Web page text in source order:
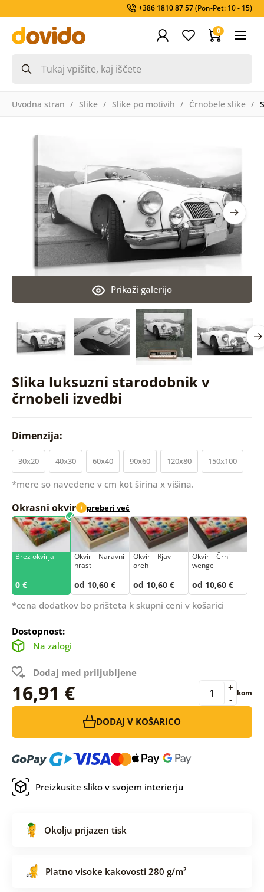
+386 1810 87 57(Pon-Pet: 10 - 15)
0
Uvodna stran Slike Slike po motivih Črnobele slike
Slika luksuzni starodobnik v
črnobeli izvedbi
Prikaži galerijo
Dimenzija:
30x20 40x30 60x40 90x60 120x80 150x100
*mere so navedene v cm kot širina x višina.
Okrasni okvir i preberi več
Brez okvirja
0 €
Okvir – Naravni
hrast
od 10,60 €
Okvir – Rjav
oreh
od 10,60 €
Okvir – Črni
wenge
od 10,60 €
*cena dodatkov bo prišteta k skupni ceni v košarici
Dostopnost:
Na zalogi
Dodaj med priljubljene
16,91 € -
+ kom
DODAJ V KOŠARICO
Preizkusite sliko v svojem interierju
Okolju prijazen tisk
Platno visoke kakovosti 280 g/m²